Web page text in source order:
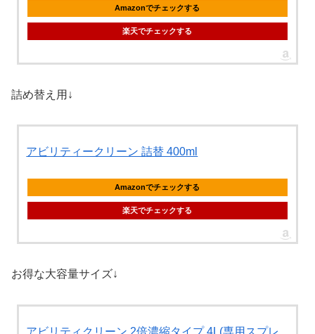
Amazonでチェックする
楽天でチェックする
詰め替え用↓
アビリティークリーン 詰替 400ml
Amazonでチェックする
楽天でチェックする
お得な大容量サイズ↓
アビリティクリーン 2倍濃縮タイプ 4L(専用スプレ